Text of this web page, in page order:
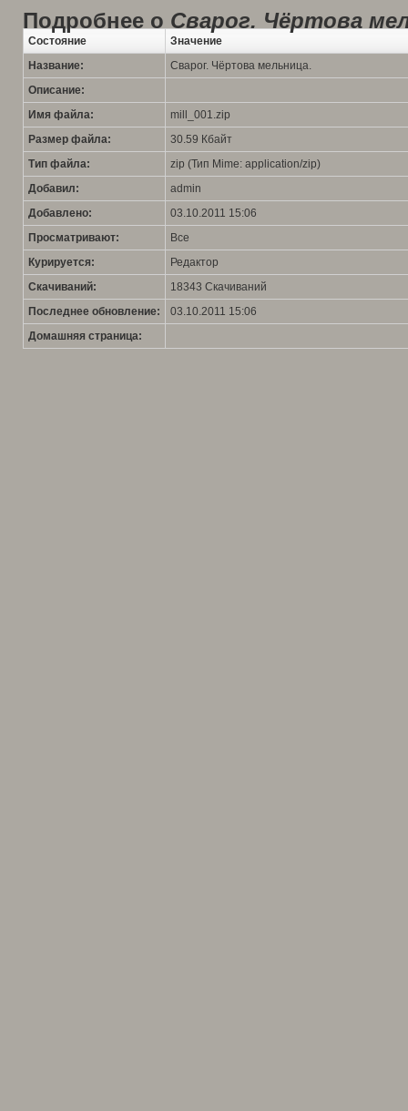
Подробнее о Сварог. Чёртова
Состояние
Значение
Название:
Сварог. Чёртова мельница.
Описание:
Имя файла:
mill_001.zip
Размер файла:
30.59 Кбайт
Тип файла:
zip (Тип Mime: application/zip)
Добавил:
admin
Добавлено:
03.10.2011 15:06
Просматривают:
Все
Курируется:
Редактор
Скачиваний:
18343 Скачиваний
Последнее обновление:
03.10.2011 15:06
Домашняя страница: